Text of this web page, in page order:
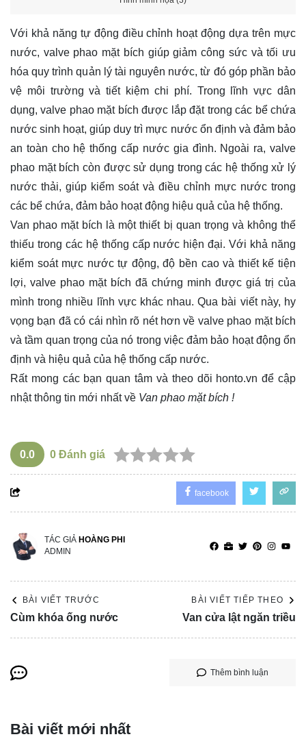
Với khả năng tự động điều chỉnh hoạt động dựa trên mực
nước, valve phao mặt bích giúp giảm công sức và tối ưu
hóa quy trình quản lý tài nguyên nước, từ đó góp phần bảo
vệ môi trường và tiết kiệm chi phí. Trong lĩnh vực dân
dụng, valve phao mặt bích được lắp đặt trong các bể chứa
nước sinh hoạt, giúp duy trì mực nước ổn định và đảm bảo
an toàn cho hệ thống cấp nước gia đình. Ngoài ra, valve
phao mặt bích còn được sử dụng trong các hệ thống xử lý
nước thải, giúp kiểm soát và điều chỉnh mực nước trong
các bể chứa, đảm bảo hoạt động hiệu quả của hệ thống.
Van phao mặt bích là một thiết bị quan trọng và không thể
thiếu trong các hệ thống cấp nước hiện đại. Với khả năng
kiểm soát mực nước tự động, độ bền cao và thiết kế tiện
lợi, valve phao mặt bích đã chứng minh được giá trị của
mình trong nhiều lĩnh vực khác nhau. Qua bài viết này, hy
vọng bạn đã có cái nhìn rõ nét hơn về valve phao mặt bích
và tầm quan trọng của nó trong việc đảm bảo hoạt động ổn
định và hiệu quả của hệ thống cấp nước.
Rất mong các bạn quan tâm và theo dõi honto.vn để cập
nhật thông tin mới nhất về Van phao mặt bích !
0.0 0 Đánh giá
facebook
TÁC GIẢ HOÀNG PHI
ADMIN
BÀI VIẾT TRƯỚC
Cùm khóa ống nước
BÀI VIẾT TIẾP THEO
Van cửa lật ngăn triều
Thêm bình luận
Bài viết mới nhất